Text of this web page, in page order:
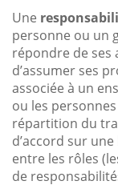
Une
personne ou un
répondre de ses
d’assumer ses
associée à un
ou les
répartition du
d’accord sur
entre les rôles
de